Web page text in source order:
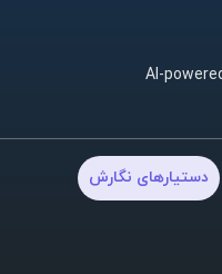
AI-
دستیارهای نگارش